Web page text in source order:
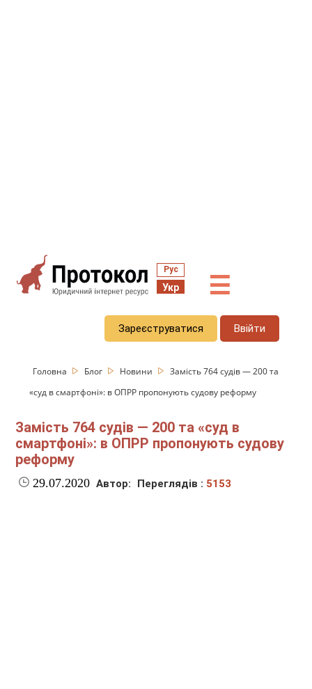
Рус
Укр ☰
Зареєструватися Ввійти
Головна Блог Новини
Замість 764 судів — 200 та
«суд в смартфоні»: в ОПРР пропонують судову реформу
Замість 764 судів — 200 та «суд в
смартфоні»: в ОПРР пропонують судову
реформу
29.07.2020 Автор: Переглядів : 5153